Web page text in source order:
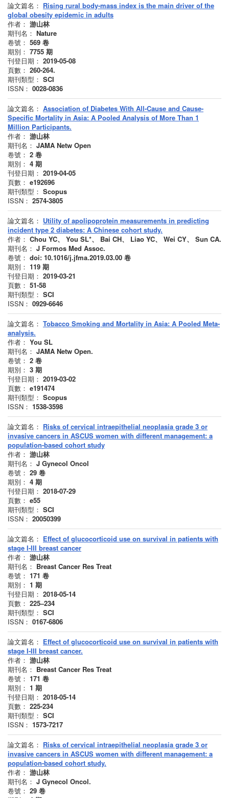
論文篇名： Rising rural body-mass index is the main driver of the
global obesity epidemic in adults
作者： 游山林
期刊名： Nature
卷號： 569 卷
期別： 7755 期
刊登日期： 2019-05-08
頁數： 260-264.
期刊類型： SCI
ISSN： 0028-0836
論文篇名： Association of Diabetes With All-Cause and Cause-
Specific Mortality in Asia: A Pooled Analysis of More Than 1
Million Participants.
作者： 游山林
期刊名： JAMA Netw Open
卷號： 2 卷
期別： 4 期
刊登日期： 2019-04-05
頁數： e192696
期刊類型： Scopus
ISSN： 2574-3805
論文篇名： Utility of apolipoprotein measurements in predicting
incident type 2 diabetes: A Chinese cohort study.
作者： Chou YC、 You SL*、 Bai CH、 Liao YC、 Wei CY、 Sun CA.
期刊名： J Formos Med Assoc.
卷號： doi: 10.1016/j.jfma.2019.03.00 卷
期別： 119 期
刊登日期： 2019-03-21
頁數： 51-58
期刊類型： SCI
ISSN： 0929-6646
論文篇名： Tobacco Smoking and Mortality in Asia: A Pooled Meta-
analysis.
作者： You SL
期刊名： JAMA Netw Open.
卷號： 2 卷
期別： 3 期
刊登日期： 2019-03-02
頁數： e191474
期刊類型： Scopus
ISSN： 1538-3598
論文篇名： Risks of cervical intraepithelial neoplasia grade 3 or
invasive cancers in ASCUS women with different management: a
population-based cohort study
作者： 游山林
期刊名： J Gynecol Oncol
卷號： 29 卷
期別： 4 期
刊登日期： 2018-07-29
頁數： e55
期刊類型： SCI
ISSN： 20050399
論文篇名： Effect of glucocorticoid use on survival in patients with
stage I-III breast cancer
作者： 游山林
期刊名： Breast Cancer Res Treat
卷號： 171 卷
期別： 1 期
刊登日期： 2018-05-14
頁數： 225–234
期刊類型： SCI
ISSN： 0167-6806
論文篇名： Effect of glucocorticoid use on survival in patients with
stage I-III breast cancer.
作者： 游山林
期刊名： Breast Cancer Res Treat
卷號： 171 卷
期別： 1 期
刊登日期： 2018-05-14
頁數： 225-234
期刊類型： SCI
ISSN： 1573-7217
論文篇名： Risks of cervical intraepithelial neoplasia grade 3 or
invasive cancers in ASCUS women with different management: a
population-based cohort study.
作者： 游山林
期刊名： J Gynecol Oncol.
卷號： 29 卷